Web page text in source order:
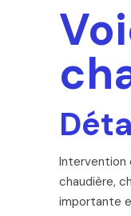
Intervention
chaudière,
importante